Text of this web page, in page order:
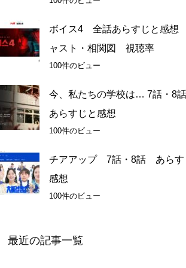
ボイス4 全話あらすじと感想
ャスト・相関図 視聴率
100件のビュー
今、私たちの学校は… 7話・8
あらすじと感想
100件のビュー
チアアップ 7話・8話 あらす
感想
100件のビュー
最近の記事一覧